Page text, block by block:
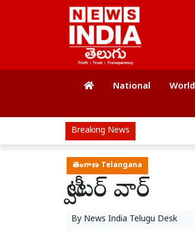
National World
Breaking News
తెలంగాణ Telangana
ట్వీటర్ వార్
By News India Telugu Desk